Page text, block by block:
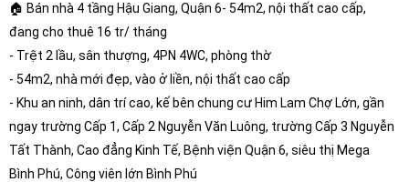
🏠 Bán nhà 4 tầng Hậu Giang, Quận 6- 54m2, nội thất cao cấp,
đang cho thuê 16 tr/ tháng
- Trệt 2 lầu, sân thượng, 4PN 4WC, phòng thờ
- 54m2, nhà mới đẹp, vào ở liền, nội thất cao cấp
- Khu an ninh, dân trí cao, kế bên chung cư Him Lam Chợ Lớn, gần
ngay trường Cấp 1, Cấp 2 Nguyễn Văn Luông, trường Cấp 3 Nguyễn
Tất Thành, Cao đẳng Kinh Tế, Bệnh viện Quận 6, siêu thị Mega
Bình Phú, Công viên lớn Bình Phú